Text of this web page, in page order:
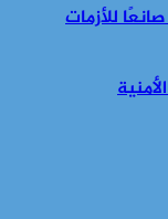
للأزمات